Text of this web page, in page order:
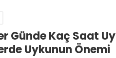
Günde Kaç Saat
Uykunun Önemi